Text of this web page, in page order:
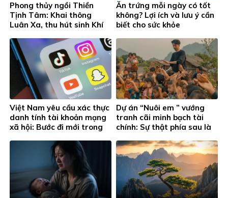
Phong thủy ngồi Thiền
Tịnh Tâm: Khai thông
Luân Xa, thu hút sinh Khí
Ăn trứng mỗi ngày có tốt
không? Lợi ích và lưu ý cần
biết cho sức khỏe
Việt Nam yêu cầu xác thực
danh tính tài khoản mạng
xã hội: Bước đi mới trong
Dự án “Nuôi em ” vướng
tranh cãi minh bạch tài
chính: Sự thật phía sau là